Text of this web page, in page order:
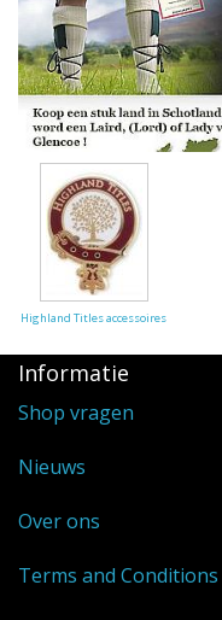
Kilt - Kleding
Highland Titles
Verhuur
AFGEPRIJST - UITVERKOOP
Highland Titles accessoires
Informatie
Shop vragen
Nieuws
Over ons
Terms and Conditions